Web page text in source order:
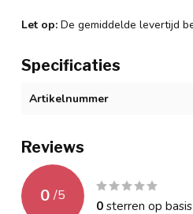
Let op: De gemiddelde levertijd
Specificaties
Artikelnummer
Reviews
0 /5
0sterren op